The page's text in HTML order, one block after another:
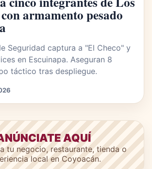
armamento pesado
Seguridad captura a "El Checo" y
en Escuinapa. Aseguran 8
táctico tras despliegue.
AQUÍ
tu negocio, restaurante, tienda o
local en Coyoacán.